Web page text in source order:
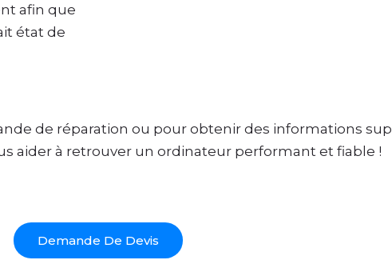
afin que
état de
de réparation ou pour obtenir des informations
aider à retrouver un ordinateur performant et fiable !
Demande De Devis